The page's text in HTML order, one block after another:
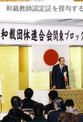
和裁教師認定証を授与す